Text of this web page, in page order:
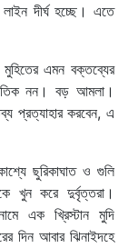
দীর্ঘ হচ্ছে। এতে
এমন বক্তব্যের
নন। বড় আমলা।
প্রত্যাহার করবেন, এ
ছুরিকাঘাত ও গুলি
খুন করে দুর্বৃত্তরা।
এক খ্রিস্টান মুদি
দিন আবার ঝিনাইদহে